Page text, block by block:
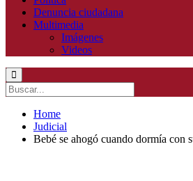
Denuncia ciudadana
Multimedia
Imágenes
Videos
Home
Judicial
Bebé se ahogó cuando dormía con